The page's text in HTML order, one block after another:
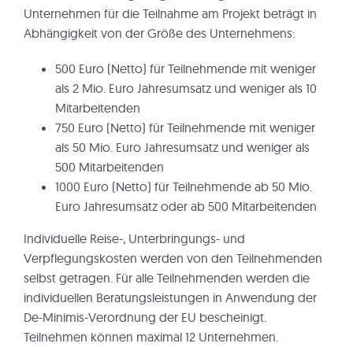
Unternehmen für die Teilnahme am Projekt beträgt in
Abhängigkeit von der Größe des Unternehmens:
500 Euro (Netto) für Teilnehmende mit weniger
als 2 Mio. Euro Jahresumsatz und weniger als 10
Mitarbeitenden
750 Euro (Netto) für Teilnehmende mit weniger
als 50 Mio. Euro Jahresumsatz und weniger als
500 Mitarbeitenden
1000 Euro (Netto) für Teilnehmende ab 50 Mio.
Euro Jahresumsatz oder ab 500 Mitarbeitenden
Individuelle Reise-, Unterbringungs- und
Verpflegungskosten werden von den Teilnehmenden
selbst getragen. Für alle Teilnehmenden werden die
individuellen Beratungsleistungen in Anwendung der
De-Minimis-Verordnung der EU bescheinigt.
Teilnehmen können maximal 12 Unternehmen.